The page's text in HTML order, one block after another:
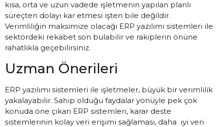
kısa, orta ve uzun vadede işletmenin yapılan planlı
süreçten dolayı kar etmesi işten bile değildir.
Verimliliğin maksimize olacağı ERP yazılımı sistemleri ile
sektördeki rekabet son bulabilir ve rakiplerin önüne
rahatlıkla geçebilirsiniz.
Uzman Önerileri
ERP yazılımı sistemleri ile işletmeler, büyük bir verimlilik
yakalayabilir. Sahip olduğu faydalar yönüyle pek çok
konuda öne çıkan ERP sistemleri, karar deste
sistemlerinin kolay veri erişimi sağlaması, daha iyi veri